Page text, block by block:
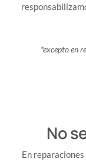
*excepto en
No
En